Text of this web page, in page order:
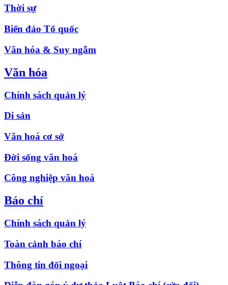
Thời sự
Biển đảo Tổ quốc
Văn hóa & Suy ngẫm
Văn hóa
Chính sách quản lý
Di sản
Văn hoá cơ sở
Đời sống văn hoá
Công nghiệp văn hoá
Báo chí
Chính sách quản lý
Toàn cảnh báo chí
Thông tin đối ngoại